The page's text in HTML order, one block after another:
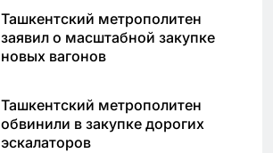
Ташкентский метрополитен
заявил о масштабной закупке
новых вагонов
Ташкентский метрополитен
обвинили в закупке дорогих
эскалаторов